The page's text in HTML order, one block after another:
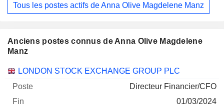
Tous les postes actifs de Anna Olive Magdelene Manz
Anciens postes connus de Anna Olive Magdelene
Manz
Sociétés Poste Fin
LONDON STOCK EXCHANGE GROUP PLC
Directeur Financier/CFO
01/03/2024